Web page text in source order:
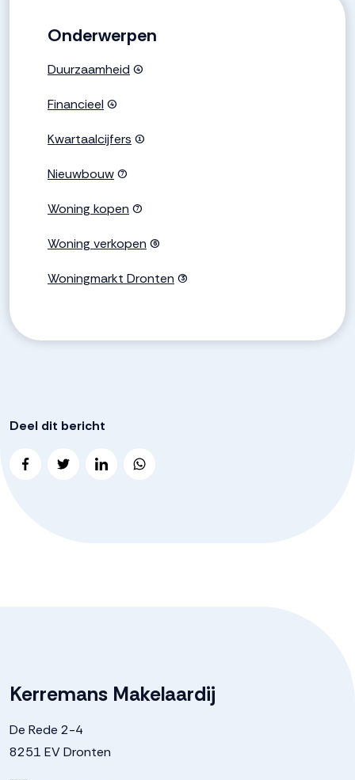
Onderwerpen
Duurzaamheid (4)
Financieel (4)
Kwartaalcijfers (1)
Nieuwbouw(7)
Woning kopen (7)
Woning verkopen (6)
Woningmarkt Dronten (3)
Deel dit bericht
Kerremans Makelaardij
De Rede 2-4
8251 EV Dronten